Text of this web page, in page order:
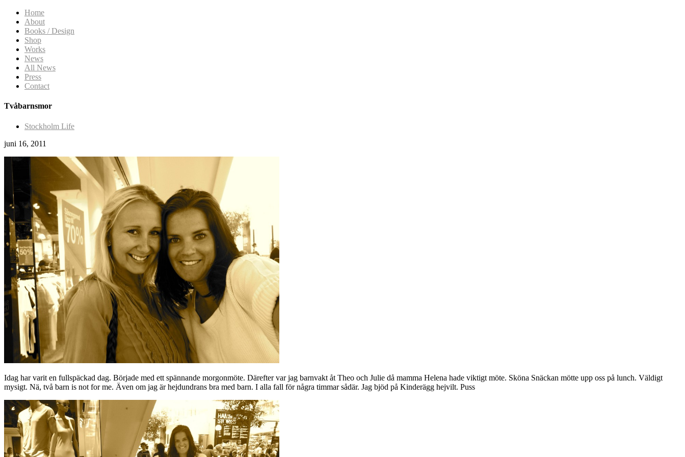
Home
About
Books / Design
Shop
Works
News
All News
Press
Contact
Tvåbarnsmor
Stockholm Life
juni 16, 2011
Idag har varit en fullspäckad dag. Började med ett spännande morgonmöte. Därefter var jag barnvakt åt Theo och Julie då mamma Helena hade viktigt möte. Sköna Snäckan mötte upp oss på lunch. Väldigt
mysigt. Nä, två barn is not for me. Även om jag är hejdundrans bra med barn. I alla fall för några timmar sådär. Jag bjöd på Kinderägg hejvilt. Puss